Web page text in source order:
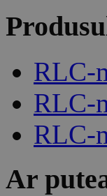
RLC-
RLC-
RLC-
Ar